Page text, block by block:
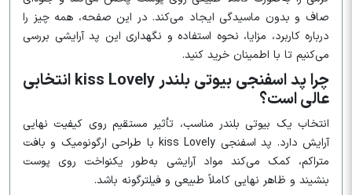
صاف و بدون ماسیدگی ایجاد می‌کند. در این صفحه، همه چیز را
درباره کاربرد، مزایا، نحوه استفاده و نگهداری این پد آرایشی بررسی
می‌کنیم تا با اطمینان خرید کنید.
چرا پد اسفنجی بیوتی بلندر kiss Lovely انتخابی
عالی است؟
انتخاب یک بیوتی بلندر مناسب، تأثیر مستقیم روی کیفیت نهایی
آرایش دارد. پد اسفنجی kiss Lovely با طراحی ارگونومیک و بافت
متراکم، کمک می‌کند مواد آرایشی به‌طور یکنواخت روی پوست
بنشیند و ظاهر نهایی کاملاً طبیعی و فیلترگونه باشد.